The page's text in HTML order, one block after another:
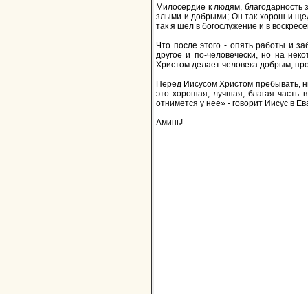
Милосердие к людям, благодарность
злыми и добрыми; Он так хорош и
так я шел в богослужение и в
Что после этого - опять работы и
другое и по-человечески, но на
Христом делает человека добрым,
Перед Иисусом Христом пребывать,
это хорошая, лучшая, благая часть
отнимется у нее» - говорит Иисус в
Аминь!